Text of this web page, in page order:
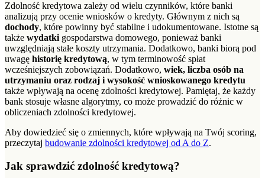
Zdolność kredytowa zależy od wielu czynników, które banki
analizują przy ocenie wniosków o kredyty. Głównym z nich są
dochody, które powinny być stabilne i udokumentowane. Istotne są
także wydatki gospodarstwa domowego, ponieważ banki
uwzględniają stałe koszty utrzymania. Dodatkowo, banki biorą pod
uwagę historię kredytową, w tym terminowość spłat
wcześniejszych zobowiązań. Dodatkowo, wiek, liczba osób na
utrzymaniu oraz rodzaj i wysokość wnioskowanego kredytu
także wpływają na ocenę zdolności kredytowej. Pamiętaj, że każdy
bank stosuje własne algorytmy, co może prowadzić do różnic w
obliczeniach zdolności kredytowej.
Aby dowiedzieć się o zmiennych, które wpływają na Twój scoring,
przeczytaj budowanie zdolności kredytowej od A do Z.
Jak sprawdzić zdolność kredytową?